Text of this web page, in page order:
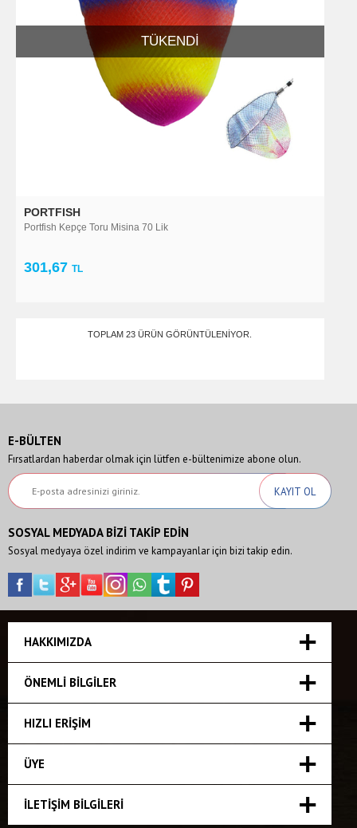
TÜKENDI
PORTFISH
Portfish Kepçe Toru Misina 70 Lik
301,67 TL
TOPLAM 23 ÜRÜN GÖRÜNTÜLENIYOR.
E-BÜLTEN
Fırsatlardan haberdar olmak için lütfen e-bültenimize abone olun.
SOSYAL MEDYADA BİZİ TAKİP EDİN
Sosyal medyaya özel indirim ve kampayanlar için bizi takip edin.
HAKKIMIZDA
ÖNEMLI BILGILER
HIZLI ERIŞIM
ÜYE
İLETIŞIM BILGILERI